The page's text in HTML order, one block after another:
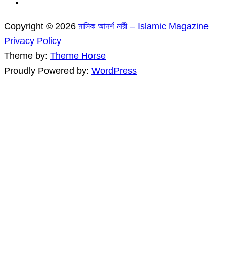
Copyright © 2026 মাসিক আদর্শ নারী – Islamic Magazine
Privacy Policy
Theme by: Theme Horse
Proudly Powered by: WordPress